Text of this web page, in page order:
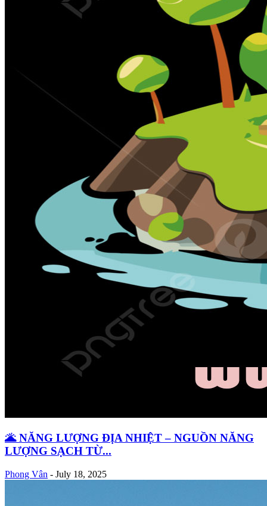
🌋 NĂNG LƯỢNG ĐỊA NHIỆT – NGUỒN NĂNG
LƯỢNG SẠCH TỪ...
Phong Vân - July 18, 2025